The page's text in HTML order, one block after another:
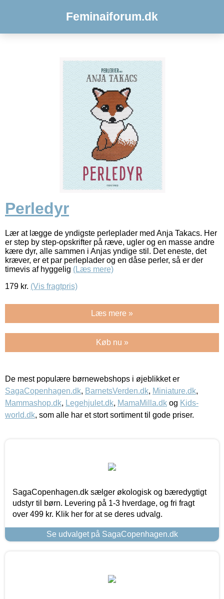
Feminaiforum.dk
Perledyr
Lær at lægge de yndigste perleplader med Anja Takacs. Her
er step by step-opskrifter på ræve, ugler og en masse andre
kære dyr, alle sammen i Anjas yndige stil. Det eneste, det
kræver, er et par perleplader og en dåse perler, så er der
timevis af hyggelig (Læs mere)
179 kr. (Vis fragtpris)
Læs mere »
Køb nu »
De mest populære børnewebshops i øjeblikket er
SagaCopenhagen.dk, BarnetsVerden.dk, Miniature.dk,
Mammashop.dk, Legehjulet.dk, MamaMilla.dk og Kids-
world.dk, som alle har et stort sortiment til gode priser.
SagaCopenhagen.dk sælger økologisk og bæredygtigt
udstyr til børn. Levering på 1-3 hverdage, og fri fragt
over 499 kr. Klik her for at se deres udvalg.
Se udvalget på SagaCopenhagen.dk